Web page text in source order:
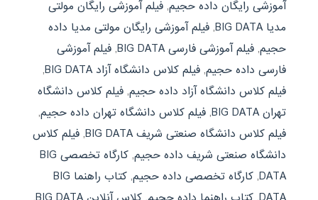
آموزشی رایگان داده حجيم, فیلم آموزشی رایگان مولتی
مدیا BIG DATA
, فیلم آموزشی رایگان مولتی مدیا داده
حجيم, فیلم آموزشی فارسی BIG DATA , فیلم آموزشی
فارسی داده حجيم, فیلم کلاس دانشگاه آزاد BIG DATA
,
فیلم کلاس دانشگاه آزاد داده حجيم, فیلم کلاس دانشگاه
تهران BIG DATA
, فیلم کلاس دانشگاه تهران داده حجيم,
فیلم کلاس دانشگاه صنعتی شریف BIG DATA
, فیلم کلاس
دانشگاه صنعتی شریف داده حجيم,
کارگاه تخصصی BIG
DATA
, کارگاه تخصصی داده حجيم,
کتاب راهنما BIG